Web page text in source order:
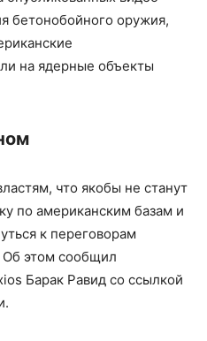
бетонобойного оружия,
на ядерные объекты
что якобы не станут
по американским базам и
к переговорам
этом сообщил
Барак Равид со ссылкой